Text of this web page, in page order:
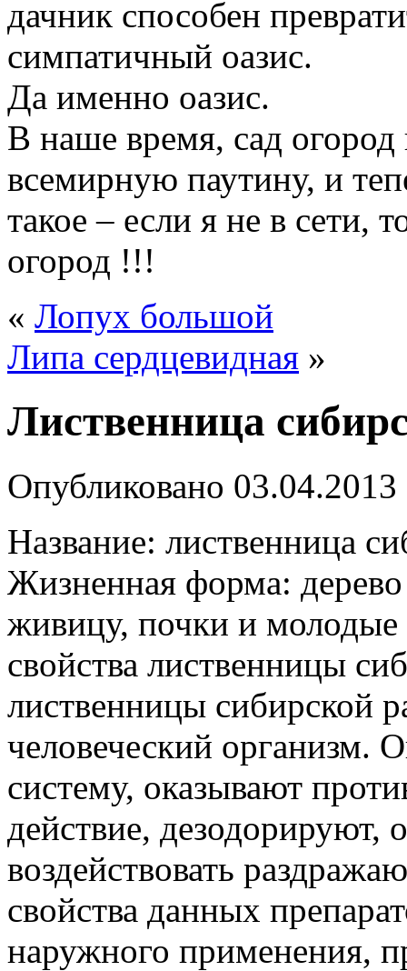
дачник способен
симпатичный оазис.
Да именно оазис.
В наше время, сад огород
всемирную паутину, и
такое – если я не в сети,
огород !!!
« Лопух большой
Липа сердцевидная »
Лиственница
Опубликовано 03.04.2013
Название: лиственница
Жизненная форма:
живицу, почки и молодые
свойства лиственницы
лиственницы сибирской
человеческий организм.
систему, оказывают
действие, дезодорируют,
воздействовать
свойства данных
наружного применения,